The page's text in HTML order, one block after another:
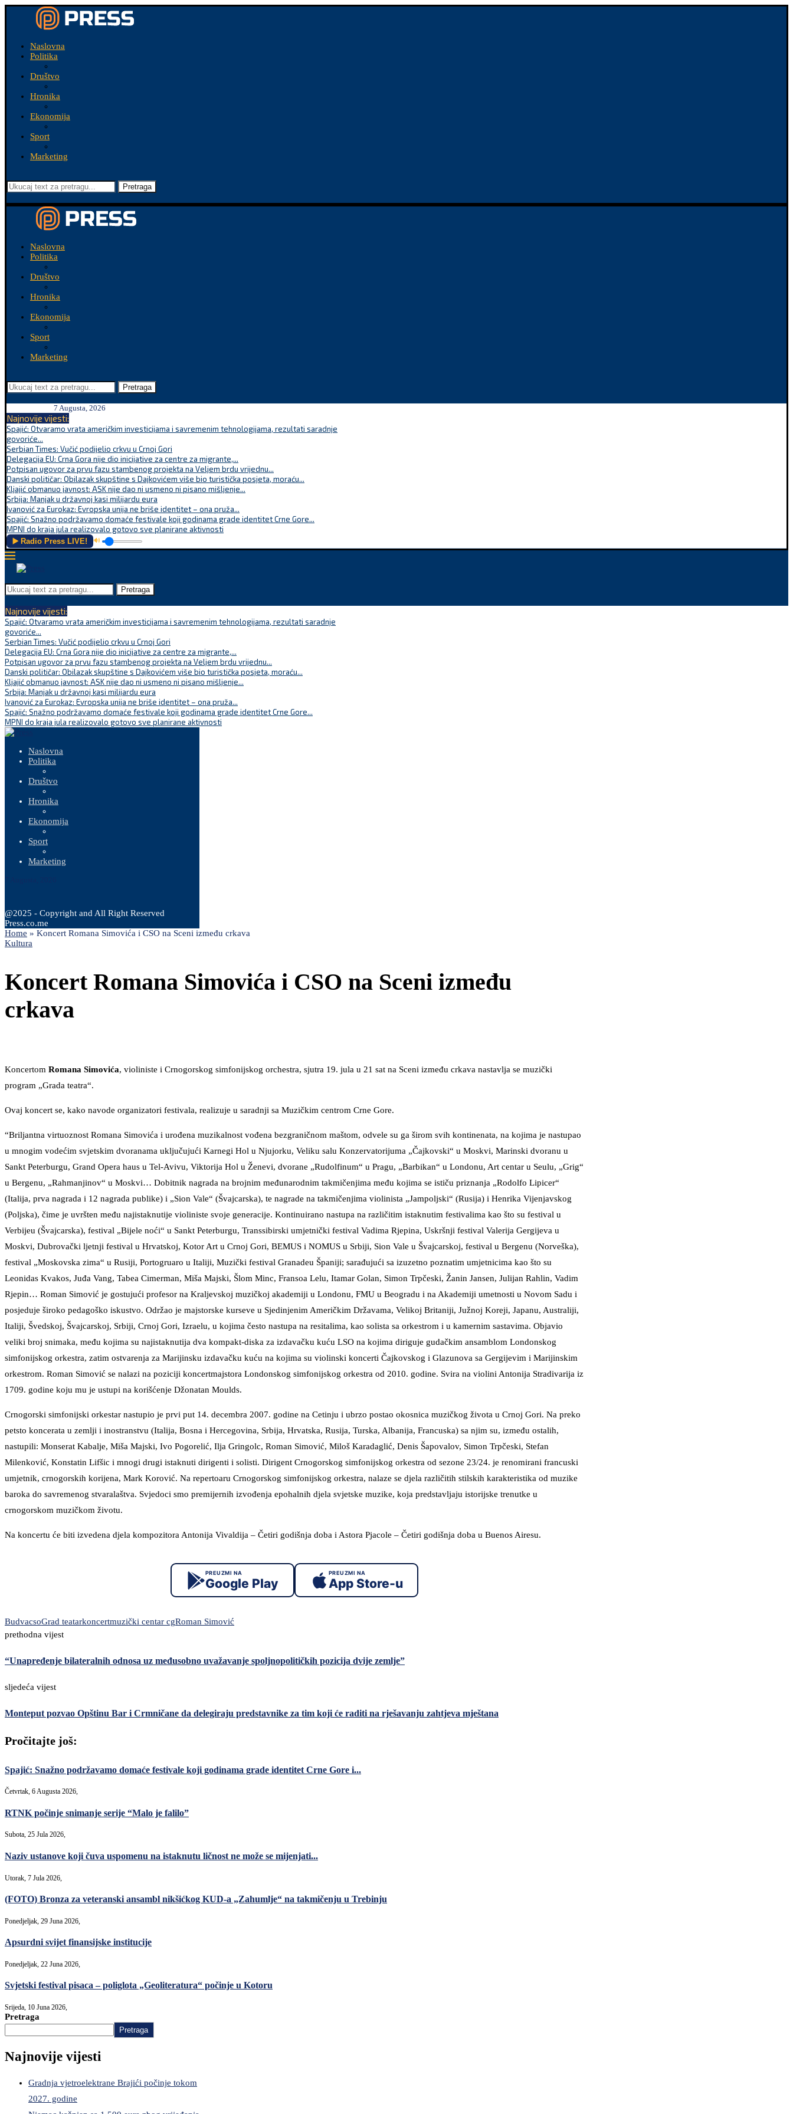
Naslovna
Politika
Društvo
Hronika
Ekonomija
Sport
Marketing
Pretraga
Naslovna
Politika
Društvo
Hronika
Ekonomija
Sport
Marketing
Pretraga
7 Augusta, 2026
Najnovije vijesti:
Spajić: Otvaramo vrata američkim investicijama i savremenim tehnologijama, rezultati saradnje
govoriće...
Serbian Times: Vučić podijelio crkvu u Crnoj Gori
Delegacija EU: Crna Gora nije dio inicijative za centre za migrante,...
Potpisan ugovor za prvu fazu stambenog projekta na Veljem brdu vrijednu...
Danski političar: Obilazak skupštine s Dajkovićem više bio turistička posjeta, moraću...
Kljajić obmanuo javnost: ASK nije dao ni usmeno ni pisano mišljenje...
Srbija: Manjak u državnoj kasi milijardu eura
Ivanović za Eurokaz: Evropska unija ne briše identitet – ona pruža...
Spajić: Snažno podržavamo domaće festivale koji godinama grade identitet Crne Gore...
MPNI do kraja jula realizovalo gotovo sve planirane aktivnosti
▶️ Radio Press LIVE! 🔊
Pretraga
Najnovije vijesti:
Spajić: Otvaramo vrata američkim investicijama i savremenim tehnologijama, rezultati saradnje
govoriće...
Serbian Times: Vučić podijelio crkvu u Crnoj Gori
Delegacija EU: Crna Gora nije dio inicijative za centre za migrante,...
Potpisan ugovor za prvu fazu stambenog projekta na Veljem brdu vrijednu...
Danski političar: Obilazak skupštine s Dajkovićem više bio turistička posjeta, moraću...
Kljajić obmanuo javnost: ASK nije dao ni usmeno ni pisano mišljenje...
Srbija: Manjak u državnoj kasi milijardu eura
Ivanović za Eurokaz: Evropska unija ne briše identitet – ona pruža...
Spajić: Snažno podržavamo domaće festivale koji godinama grade identitet Crne Gore...
MPNI do kraja jula realizovalo gotovo sve planirane aktivnosti
Naslovna
Politika
Društvo
Hronika
Ekonomija
Sport
Marketing
@2025 - Copyright and All Right Reserved
Press.co.me
Home » Koncert Romana Simovića i CSO na Sceni između crkava
Kultura
Koncert Romana Simovića i CSO na Sceni između
crkava
Koncertom Romana Simovića, violiniste i Crnogorskog simfonijskog orchestra, sjutra 19. jula u 21 sat na Sceni između crkava nastavlja se muzički
program „Grada teatra“.
Ovaj koncert se, kako navode organizatori festivala, realizuje u saradnji sa Muzičkim centrom Crne Gore.
“Briljantna virtuoznost Romana Simovića i urođena muzikalnost vođena bezgraničnom maštom, odvele su ga širom svih kontinenata, na kojima je nastupao
u mnogim vodećim svjetskim dvoranama uključujući Karnegi Hol u Njujorku, Veliku salu Konzervatorijuma „Čajkovski“ u Moskvi, Marinski dvoranu u
Sankt Peterburgu, Grand Opera haus u Tel-Avivu, Viktorija Hol u Ženevi, dvorane „Rudolfinum“ u Pragu, „Barbikan“ u Londonu, Art centar u Seulu, „Grig“
u Bergenu, „Rahmanjinov“ u Moskvi… Dobitnik nagrada na brojnim međunarodnim takmičenjima među kojima se ističu priznanja „Rodolfo Lipicer“
(Italija, prva nagrada i 12 nagrada publike) i „Sion Vale“ (Švajcarska), te nagrade na takmičenjima violinista „Jampoljski“ (Rusija) i Henrika Vijenjavskog
(Poljska), čime je uvršten među najistaknutije violiniste svoje generacije. Kontinuirano nastupa na različitim istaknutim festivalima kao što su festival u
Verbijeu (Švajcarska), festival „Bijele noći“ u Sankt Peterburgu, Transsibirski umjetnički festival Vadima Rjepina, Uskršnji festival Valerija Gergijeva u
Moskvi, Dubrovački ljetnji festival u Hrvatskoj, Kotor Art u Crnoj Gori, BEMUS i NOMUS u Srbiji, Sion Vale u Švajcarskoj, festival u Bergenu (Norveška),
festival „Moskovska zima“ u Rusiji, Portogruaro u Italiji, Muzički festival Granadeu Španiji; sarađujući sa izuzetno poznatim umjetnicima kao što su
Leonidas Kvakos, Juđa Vang, Tabea Cimerman, Miša Majski, Šlom Minc, Fransoa Lelu, Itamar Golan, Simon Trpčeski, Žanin Jansen, Julijan Rahlin, Vadim
Rjepin… Roman Simović je gostujući profesor na Kraljevskoj muzičkoj akademiji u Londonu, FMU u Beogradu i na Akademiji umetnosti u Novom Sadu i
posjeduje široko pedagoško iskustvo. Održao je majstorske kurseve u Sjedinjenim Američkim Državama, Velikoj Britaniji, Južnoj Koreji, Japanu, Australiji,
Italiji, Švedskoj, Švajcarskoj, Srbiji, Crnoj Gori, Izraelu, u kojima često nastupa na resitalima, kao solista sa orkestrom i u kamernim sastavima. Objavio
veliki broj snimaka, među kojima su najistaknutija dva kompakt-diska za izdavačku kuću LSO na kojima diriguje gudačkim ansamblom Londonskog
simfonijskog orkestra, zatim ostvarenja za Marijinsku izdavačku kuću na kojima su violinski koncerti Čajkovskog i Glazunova sa Gergijevim i Marijinskim
orkestrom. Roman Simović se nalazi na poziciji koncertmajstora Londonskog simfonijskog orkestra od 2010. godine. Svira na violini Antonija Stradivarija iz
1709. godine koju mu je ustupi na korišćenje Džonatan Moulds.
Crnogorski simfonijski orkestar nastupio je prvi put 14. decembra 2007. godine na Cetinju i ubrzo postao okosnica muzičkog života u Crnoj Gori. Na preko
petsto koncerata u zemlji i inostranstvu (Italija, Bosna i Hercegovina, Srbija, Hrvatska, Rusija, Turska, Albanija, Francuska) sa njim su, između ostalih,
nastupili: Monserat Kabalje, Miša Majski, Ivo Pogorelić, Ilja Gringolc, Roman Simović, Miloš Karadaglić, Denis Šapovalov, Simon Trpčeski, Stefan
Milenković, Konstatin Lifšic i mnogi drugi istaknuti dirigenti i solisti. Dirigent Crnogorskog simfonijskog orkestra od sezone 23/24. je renomirani francuski
umjetnik, crnogorskih korijena, Mark Korović. Na repertoaru Crnogorskog simfonijskog orkestra, nalaze se djela različitih stilskih karakteristika od muzike
baroka do savremenog stvaralaštva. Svjedoci smo premijernih izvođenja epohalnih djela svjetske muzike, koja predstavljaju istorijske trenutke u
crnogorskom muzičkom životu.
Na koncertu će biti izvedena djela kompozitora Antonija Vivaldija – Četiri godišnja doba i Astora Pjacole – Četiri godišnja doba u Buenos Airesu.
PREUZMI NA
Google Play
PREUZMI NA
App Store-u
BudvacsoGrad teatarkoncertmuzički centar cgRoman Simović
prethodna vijest
“Unapređenje bilateralnih odnosa uz međusobno uvažavanje spoljnopolitičkih pozicija dvije zemlje”
sljedeća vijest
Monteput pozvao Opštinu Bar i Crmničane da delegiraju predstavnike za tim koji će raditi na rješavanju zahtjeva mještana
Pročitajte još:
Spajić: Snažno podržavamo domaće festivale koji godinama grade identitet Crne Gore i...
Četvrtak, 6 Augusta 2026,
RTNK počinje snimanje serije “Malo je falilo”
Subota, 25 Jula 2026,
Naziv ustanove koji čuva uspomenu na istaknutu ličnost ne može se mijenjati...
Utorak, 7 Jula 2026,
(FOTO) Bronza za veteranski ansambl nikšićkog KUD-a „Zahumlje“ na takmičenju u Trebinju
Ponedjeljak, 29 Juna 2026,
Apsurdni svijet finansijske institucije
Ponedjeljak, 22 Juna 2026,
Svjetski festival pisaca – poliglota „Geoliteratura“ počinje u Kotoru
Srijeda, 10 Juna 2026,
Pretraga
Pretraga
Najnovije vijesti
Gradnja vjetroelektrane Brajići počinje tokom
2027. godine